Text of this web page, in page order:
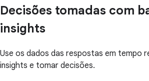
Decisões tomadas com
insights
Use os dados das respostas em tempo
insights e tomar decisões.